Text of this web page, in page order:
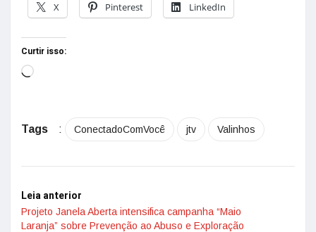
X Pinterest LinkedIn
Curtir isso:
Tags : ConectadoComVocê jtv Valinhos
Leia anterior
Projeto Janela Aberta intensifica campanha “Maio
Laranja” sobre Prevenção ao Abuso e Exploração